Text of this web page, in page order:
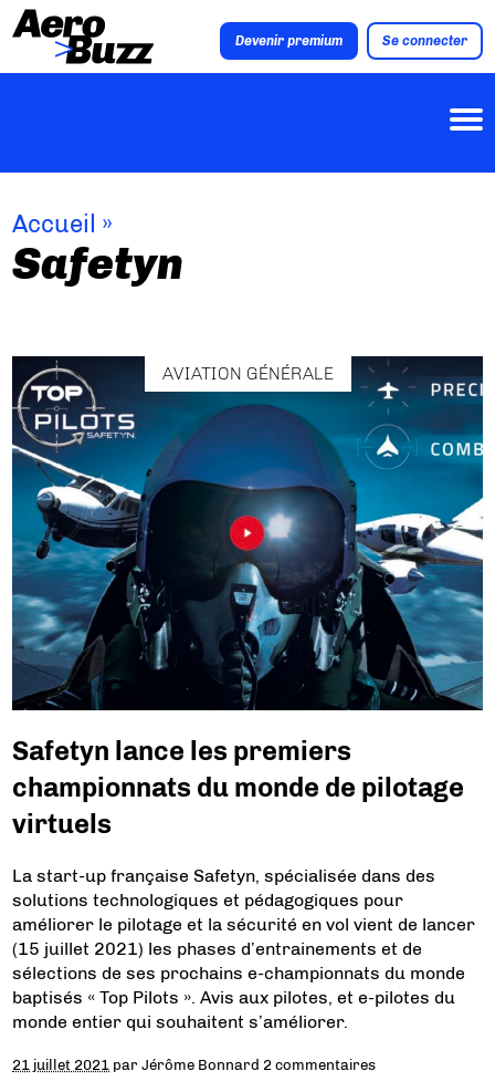
Devenir premium Se connecter
Accueil »
Safetyn
AVIATION GÉNÉRALE
Safetyn lance les premiers
championnats du monde de pilotage
virtuels
La start-up française Safetyn, spécialisée dans des
solutions technologiques et pédagogiques pour
améliorer le pilotage et la sécurité en vol vient de lancer
(15 juillet 2021) les phases d’entrainements et de
sélections de ses prochains e-championnats du monde
baptisés « Top Pilots ». Avis aux pilotes, et e-pilotes du
monde entier qui souhaitent s’améliorer.
21 juillet 2021 parJérôme Bonnard 2 commentaires